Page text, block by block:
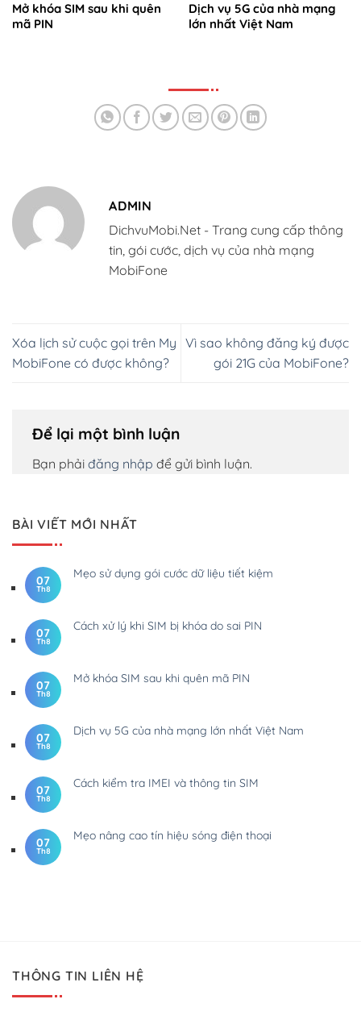
Mở khóa SIM sau khi quên
mã PIN
Dịch vụ 5G của nhà mạng
lớn nhất Việt Nam
ADMIN
DichvuMobi.Net - Trang cung cấp thông
tin, gói cước, dịch vụ của nhà mạng
MobiFone
Xóa lịch sử cuộc gọi trên My
MobiFone có được không?
Vì sao không đăng ký được
gói 21G của MobiFone?
Để lại một bình luận
Bạn phải đăng nhập để gửi bình luận.
BÀI VIẾT MỚI NHẤT
07
Th8
Mẹo sử dụng gói cước dữ liệu tiết kiệm
07
Th8
Cách xử lý khi SIM bị khóa do sai PIN
07
Th8
Mở khóa SIM sau khi quên mã PIN
07
Th8
Dịch vụ 5G của nhà mạng lớn nhất Việt Nam
07
Th8
Cách kiểm tra IMEI và thông tin SIM
07
Th8
Mẹo nâng cao tín hiệu sóng điện thoại
THÔNG TIN LIÊN HỆ